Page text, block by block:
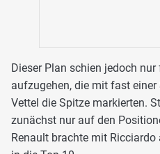
Dieser Plan schien jedoch
aufzugehen, die mit fast
Vettel die Spitze markierten.
zunächst nur auf den
Renault brachte mit